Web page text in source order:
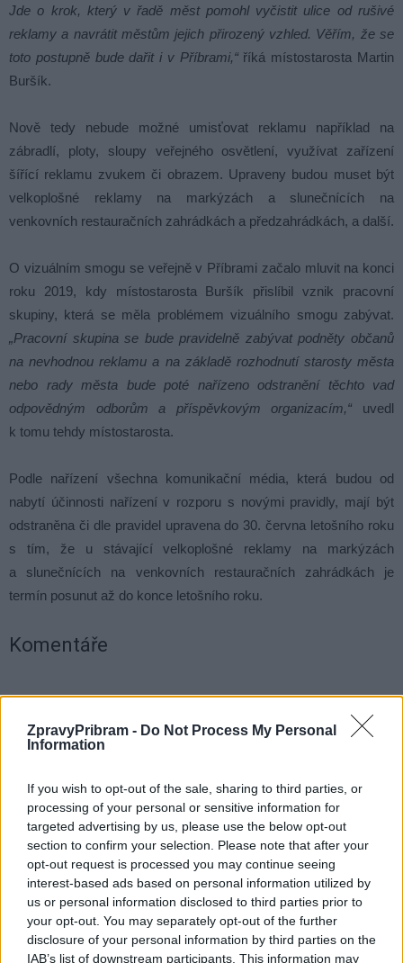
ZpravyPribram - Do Not Process My Personal
Information
If you wish to opt-out of the sale, sharing to third parties, or
processing of your personal or sensitive information for
targeted advertising by us, please use the below opt-out
section to confirm your selection. Please note that after your
opt-out request is processed you may continue seeing
interest-based ads based on personal information utilized by
us or personal information disclosed to third parties prior to
your opt-out. You may separately opt-out of the further
disclosure of your personal information by third parties on the
IAB’s list of downstream participants. This information may
Jde o krok, který v řadě měst pomohl vyčistit ulice od rušivé
reklamy a navrátit městům jejich přirozený vzhled. Věřím, že se
toto postupně bude dařit i v Příbrami,“říká místostarosta Martin
Buršík.
Nově tedy nebude možné umisťovat reklamu například na
zábradlí, ploty, sloupy veřejného osvětlení, využívat zařízení
šířící reklamu zvukem či obrazem. Upraveny budou muset být
velkoplošné reklamy na markýzách a slunečnících na
venkovních restauračních zahrádkách a předzahrádkách, a další.
O vizuálním smogu se veřejně v Příbrami začalo mluvit na konci
roku 2019, kdy místostarosta Buršík přislíbil vznik pracovní
skupiny, která se měla problémem vizuálního smogu zabývat.
„Pracovní skupina se bude pravidelně zabývat podněty občanů
na nevhodnou reklamu a na základě rozhodnutí starosty města
nebo rady města bude poté nařízeno odstranění těchto vad
odpovědným odborům a příspěvkovým organizacím,“ uvedl
k tomu tehdy místostarosta.
Podle nařízení všechna komunikační média, která budou od
nabytí účinnosti nařízení v rozporu s novými pravidly, mají být
odstraněna či dle pravidel upravena do 30. června letošního roku
s tím, že u stávající velkoplošné reklamy na markýzách
a slunečnících na venkovních restauračních zahrádkách je
termín posunut až do konce letošního roku.
Komentáře
TAGY diskuze omezení reklama vizuální smog
Předchozí článek
Dobříš chce být ekologičtější
Následující článek
Příbram daň z nemovitosti